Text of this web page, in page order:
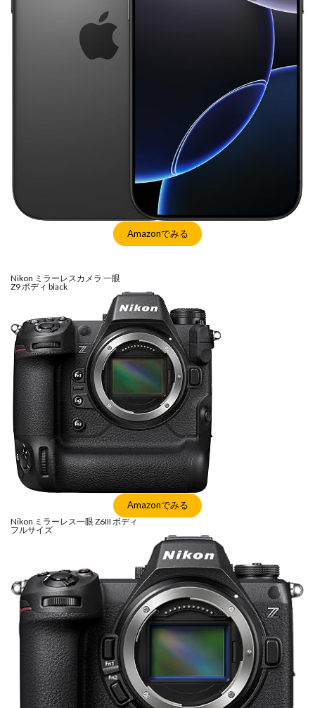
Amazonでみる
Nikon ミラーレスカメラ 一眼
Z9 ボディ black
Amazonでみる
Nikon ミラーレス一眼 Z6III ボディ
フルサイズ
Z9ii スペック
ZEISS Otus ML
アップル 2026
アマゾン 初売り
インスタ表示戻す
インスタ長方形になる直し方
オータス
キャノン C50
キャノン レンズ
コシナ
シグマ
シグマ 135mm f/1.4
シグマ BF
スターリンク
スペースX
スマートリング
ソニー 400 800
ソニー a v
ソニー α7v
ソニー カメラ
ソニー タムロン買収
ソニー マクロ Gマスター
ソニーFX5
タムロン 35-100 f2.8
タムロン 35-100mm f:2.8
ドル円
ドローン ニコン
ニコン 2026
ニコン 24 70 2
ニコン 24 70 新型
ニコン z9ii
ニコン Zf シルバー
ニコン ZR
ニコン シネマカメラ
ニコン 大三元 2型
ニコン 新レンズ
ニコン 新型 大三元
ネットフリックス 値上げ
ハッセルブラッド
ピクセル11
フルスクリーンiPhone
マイナ保険証
メモリチップ不足
メモリ高騰
ライカSL3
ライカSL3-S
リコー
リコー GR4
ルミックス S1RⅡ
ルミックスS1Rii
一眼レフ
人気ワイヤレスイヤフォン
低価格 MacBook
円安
半導体不足
廉価版MacBook
折りたたみiPhone
新Siri
新型 ドローン 新型AirTag
日銀
為替
為替情報 生成AI 最新 経済指標